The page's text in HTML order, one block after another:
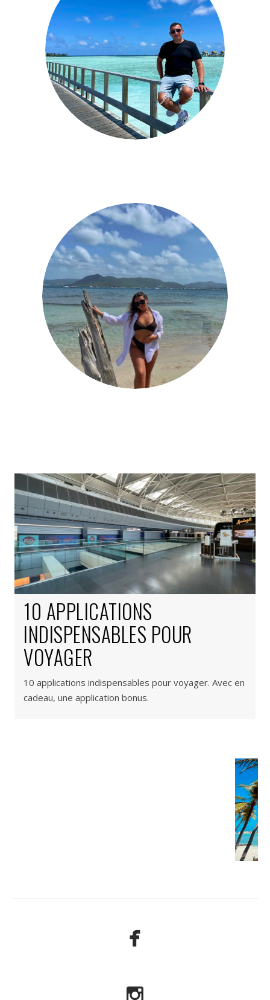
10 APPLICATIONS
INDISPENSABLES POUR
VOYAGER
10 applications indispensables pour voyager. Avec en
cadeau, une application bonus.